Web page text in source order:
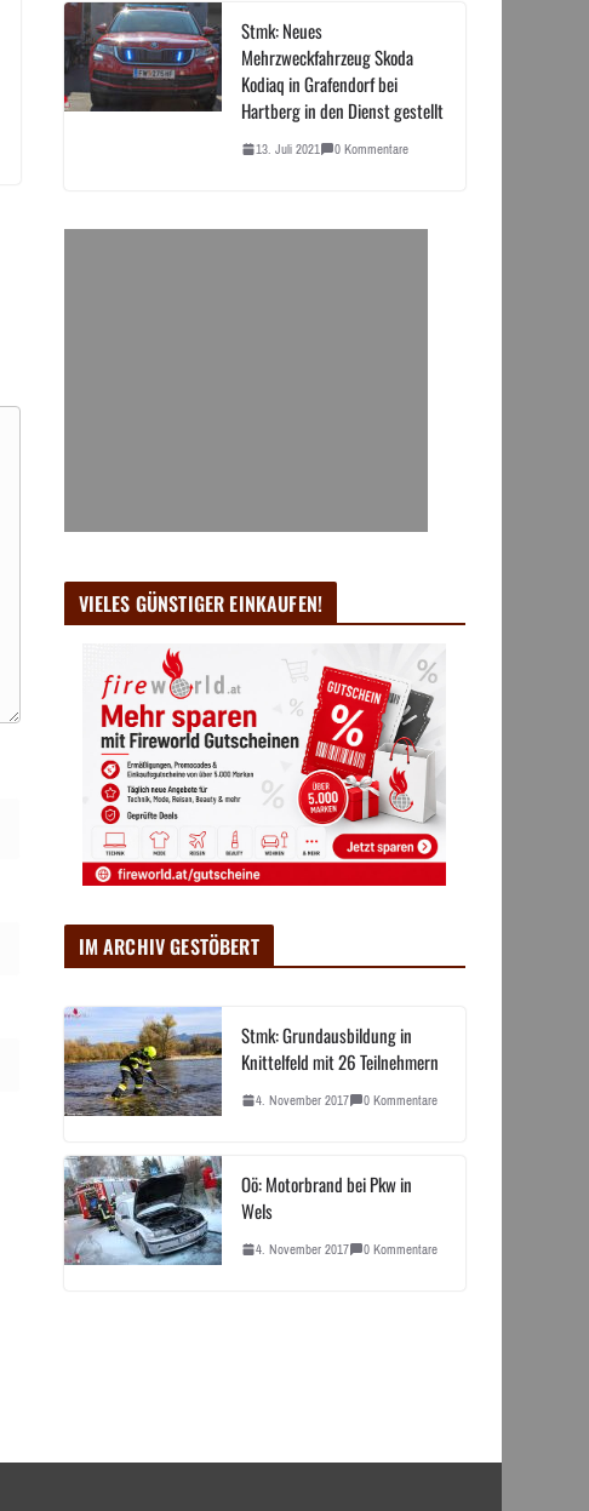
Stmk: Neues
Mehrzweckfahrzeug Skoda
Kodiaq in Grafendorf bei
Hartberg in den Dienst gestellt
13. Juli 2021 0 Kommentare
VIELES GÜNSTIGER EINKAUFEN!
IM ARCHIV GESTÖBERT
Stmk: Grundausbildung in
Knittelfeld mit 26 Teilnehmern
4. November 2017 0 Kommentare
Oö: Motorbrand bei Pkw in
Wels
4. November 2017 0 Kommentare